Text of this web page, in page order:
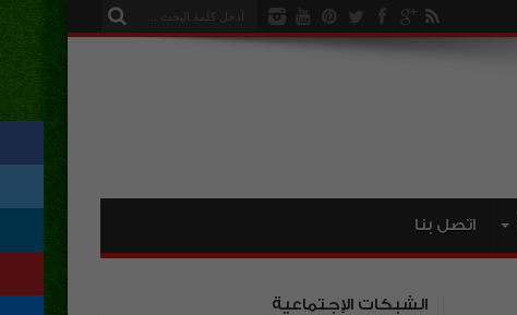
اتصل بنا
الشبكات الإجتماعية